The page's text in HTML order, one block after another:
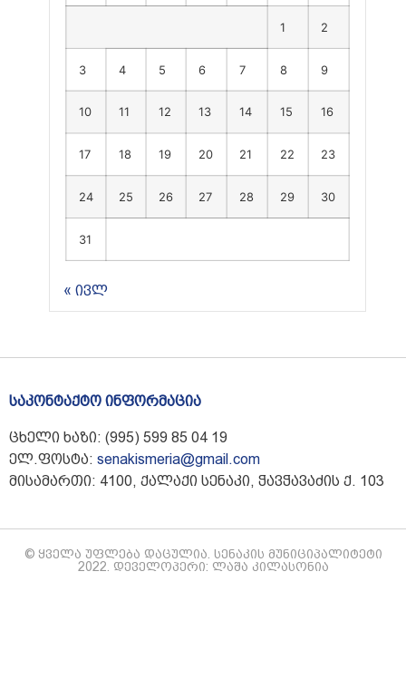
1 2
3 4 5 6 7 8 9
10 11 12 13 14 15 16
17 18 19 20 21 22 23
24 25 26 27 28 29 30
31
« ივლ
საკონტაქტო ინფორმაცია
ცხელი ხაზი: (995) 599 85 04 19
ელ.ფოსტა: senakismeria@gmail.com
მისამართი: 4100, ქალაქი სენაკი, ჭავჭავაძის ქ. 103
© ყველა უფლება დაცულია. სენაკის მუნიციპალიტეტი
2022. დეველოპერი: ლაშა კილასონია